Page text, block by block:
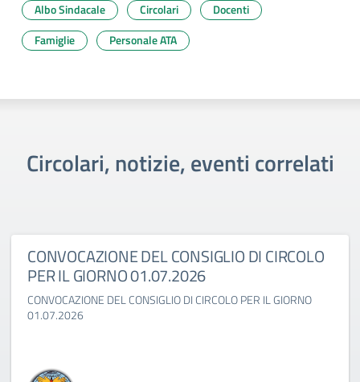
Albo Sindacale Circolari
Docenti
Famiglie
Personale ATA
Circolari, notizie, eventi correlati
CONVOCAZIONE DEL CONSIGLIO DI CIRCOLO
PER IL GIORNO 01.07.2026
CONVOCAZIONE DEL CONSIGLIO DI CIRCOLO PER IL GIORNO
01.07.2026